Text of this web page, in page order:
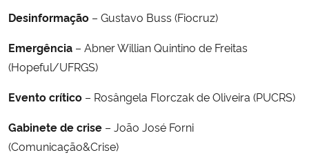
Desinformação – Gustavo Buss (Fiocruz)
Emergência – Abner Willian Quintino de Freitas
(Hopeful/UFRGS)
Evento crítico – Rosângela Florczak de Oliveira (PUCRS)
Gabinete de crise – João José Forni
(Comunicação&Crise)